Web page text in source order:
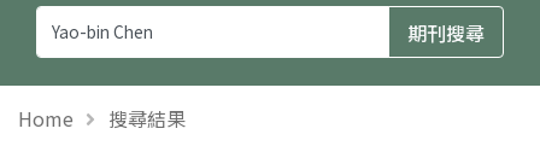
Home 搜尋結果